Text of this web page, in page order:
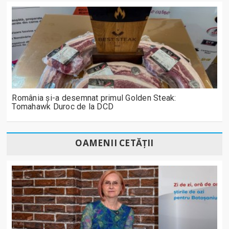
România și-a desemnat primul Golden Steak:
Tomahawk Duroc de la DCD
OAMENII CETĂȚII